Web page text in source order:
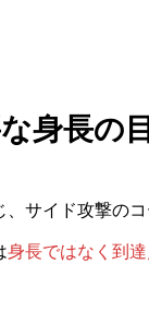
身長の
サイド攻撃の
身長ではなく到達